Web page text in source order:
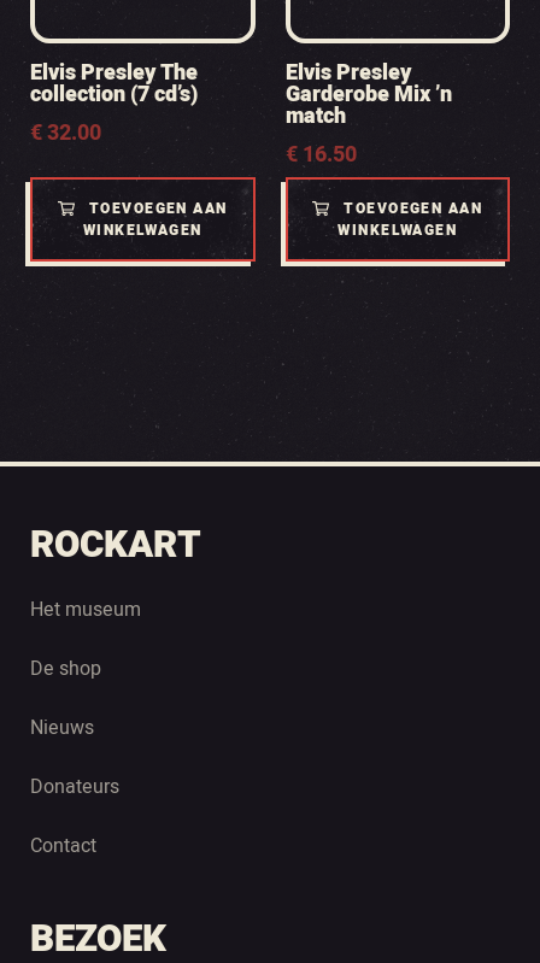
Elvis Presley The
collection (7 cd’s)
€32.00
TOEVOEGEN AAN
WINKELWAGEN
Elvis Presley
Garderobe Mix ’n
match
€16.50
TOEVOEGEN AAN
WINKELWAGEN
ROCKART
Het museum
De shop
Nieuws
Donateurs
Contact
BEZOEK